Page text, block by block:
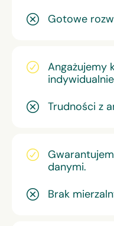
Gotowe
Trudności z
Angażujemy
Brak
danymi.